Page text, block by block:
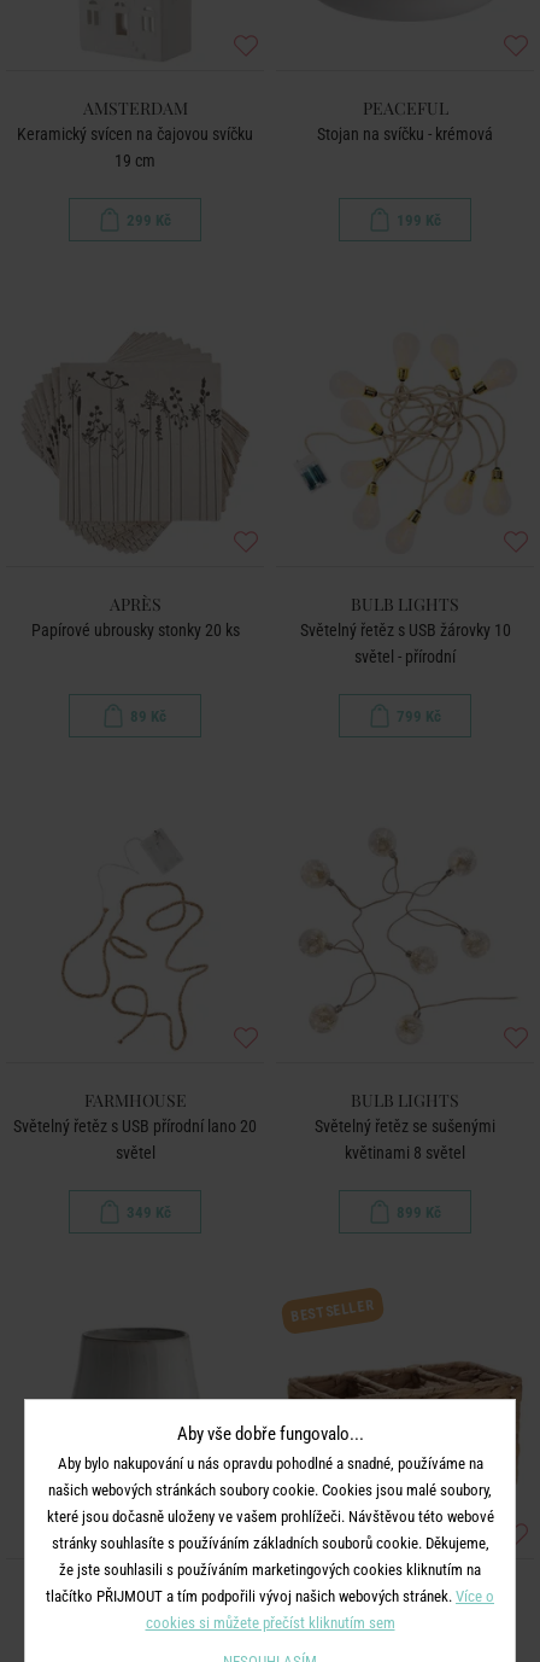
AMSTERDAM
Keramický svícen na čajovou svíčku
19 cm
299 Kč
PEACEFUL
Stojan na svíčku - krémová
199 Kč
APRÈS
Papírové ubrousky stonky 20 ks
89 Kč
BULB LIGHTS
Světelný řetěz s USB žárovky 10
světel - přírodní
799 Kč
FARMHOUSE
Světelný řetěz s USB přírodní lano 20
světel
349 Kč
BULB LIGHTS
Světelný řetěz se sušenými
květinami 8 světel
899 Kč
HENLEY
Váza 17 cm
BESTSELLER
RUSH ROPE
Koš na příbory
Aby vše dobře fungovalo...
Aby bylo nakupování u nás opravdu pohodlné a snadné, používáme na
našich webových stránkách soubory cookie. Cookies jsou malé soubory,
které jsou dočasně uloženy ve vašem prohlížeči. Návštěvou této webové
stránky souhlasíte s používáním základních souborů cookie. Děkujeme,
že jste souhlasili s používáním marketingových cookies kliknutím na
tlačítko PŘIJMOUT a tím podpořili vývoj našich webových stránek. Více o
cookies si můžete přečíst kliknutím sem